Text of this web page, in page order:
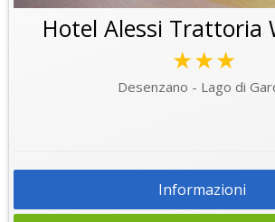
Hotel Alessi Trattoria
★★★
Desenzano - Lago di
Informazioni